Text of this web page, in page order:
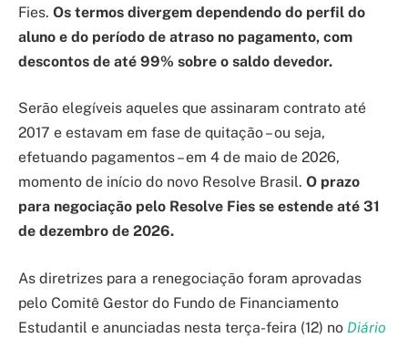
Fies. Os termos divergem dependendo do perfil do
aluno e do período de atraso no pagamento, com
descontos de até 99% sobre o saldo devedor.
Serão elegíveis aqueles que assinaram contrato até
2017 e estavam em fase de quitação – ou seja,
efetuando pagamentos – em 4 de maio de 2026,
momento de início do novo Resolve Brasil. O prazo
para negociação pelo Resolve Fies se estende até 31
de dezembro de 2026.
As diretrizes para a renegociação foram aprovadas
pelo Comitê Gestor do Fundo de Financiamento
Estudantil e anunciadas nesta terça-feira (12) no Diário